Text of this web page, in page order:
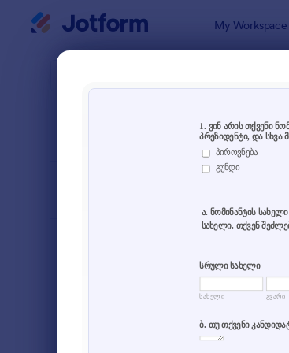
My Workspace
პოპულარული
15
რეგისტრაციის ფორმები 44